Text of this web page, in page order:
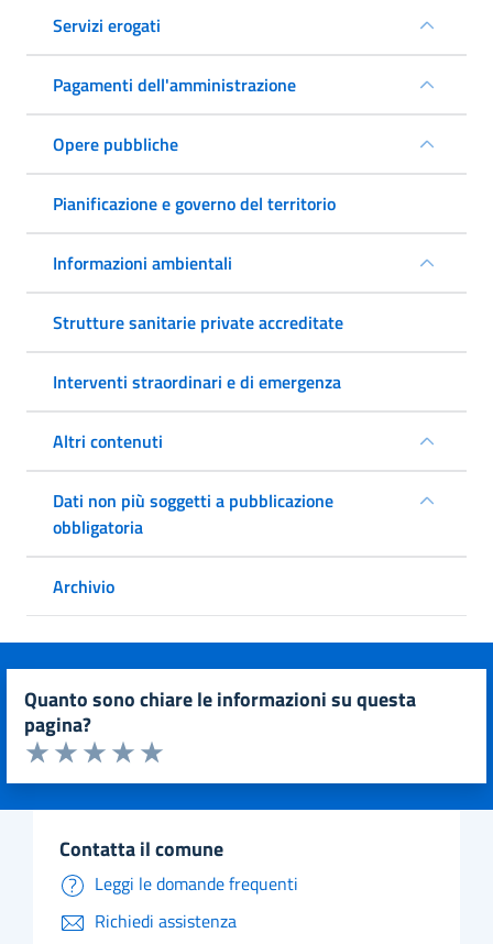
Servizi erogati
Pagamenti dell'amministrazione
Opere pubbliche
Pianificazione e governo del territorio
Informazioni ambientali
Strutture sanitarie private accreditate
Interventi straordinari e di emergenza
Altri contenuti
Dati non più soggetti a pubblicazione
obbligatoria
Archivio
quanto sono chiare le informazioni su questa
pagina?
Valuta da 1 a 5 stelle la pagina
Valuta 5 stelle su 5
Valuta 4 stelle su 5
Valuta 3 stelle su 5
Valuta 2 stelle su 5
Valuta 1 stelle su 5
contatta il comune
Leggi le domande frequenti
Richiedi assistenza